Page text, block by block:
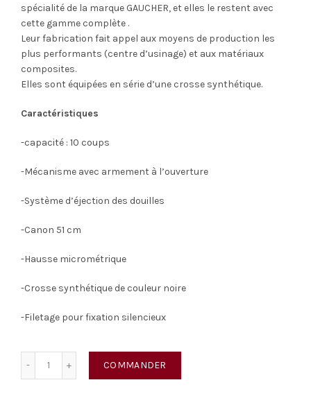
spécialité de la marque GAUCHER, et elles le restent avec
cette gamme complète .
Leur fabrication fait appel aux moyens de production les
plus performants (centre d’usinage) et aux matériaux
composites.
Elles sont équipées en série d’une crosse synthétique.
Caractéristiques
-capacité : 10 coups
-Mécanisme avec armement à l’ouverture
-Système d’éjection des douilles
-Canon 51 cm
-Hausse micrométrique
-Crosse synthétique de couleur noire
-Filetage pour fixation silencieux
COMMANDER